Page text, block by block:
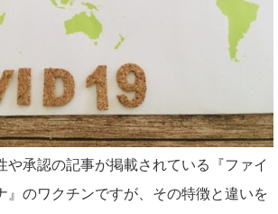
や承認の記事が掲載されている『ファイ
』のワクチンですが、その特徴と違いを